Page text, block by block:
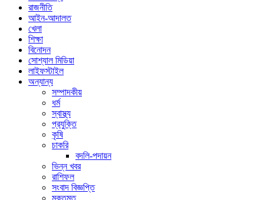
রাজনীতি
আইন-আদালত
খেলা
শিক্ষা
বিনোদন
সোশ্যাল মিডিয়া
লাইফস্টাইল
অন্যান্য
সম্পাদকীয়
ধর্ম
স্বাস্থ্য
প্রযুক্তি
কৃষি
চাকরি
বদলি-পদায়ন
ভিন্ন খবর
রাশিফল
সংবাদ বিজ্ঞপ্তি
মুক্তমত